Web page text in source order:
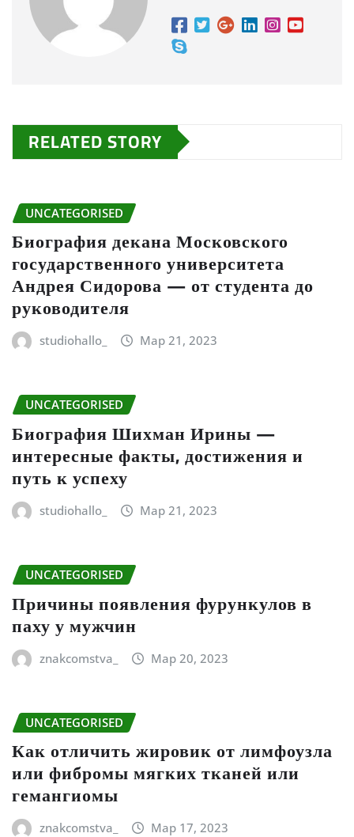
RELATED STORY
UNCATEGORISED
Биография декана Московского
государственного университета
Андрея Сидорова — от студента до
руководителя
studiohallo_ Мар 21, 2023
UNCATEGORISED
Биография Шихман Ирины —
интересные факты, достижения и
путь к успеху
studiohallo_ Мар 21, 2023
UNCATEGORISED
Причины появления фурункулов в
паху у мужчин
znakcomstva_ Мар 20, 2023
UNCATEGORISED
Как отличить жировик от лимфоузла
или фибромы мягких тканей или
гемангиомы
znakcomstva_ Мар 17, 2023